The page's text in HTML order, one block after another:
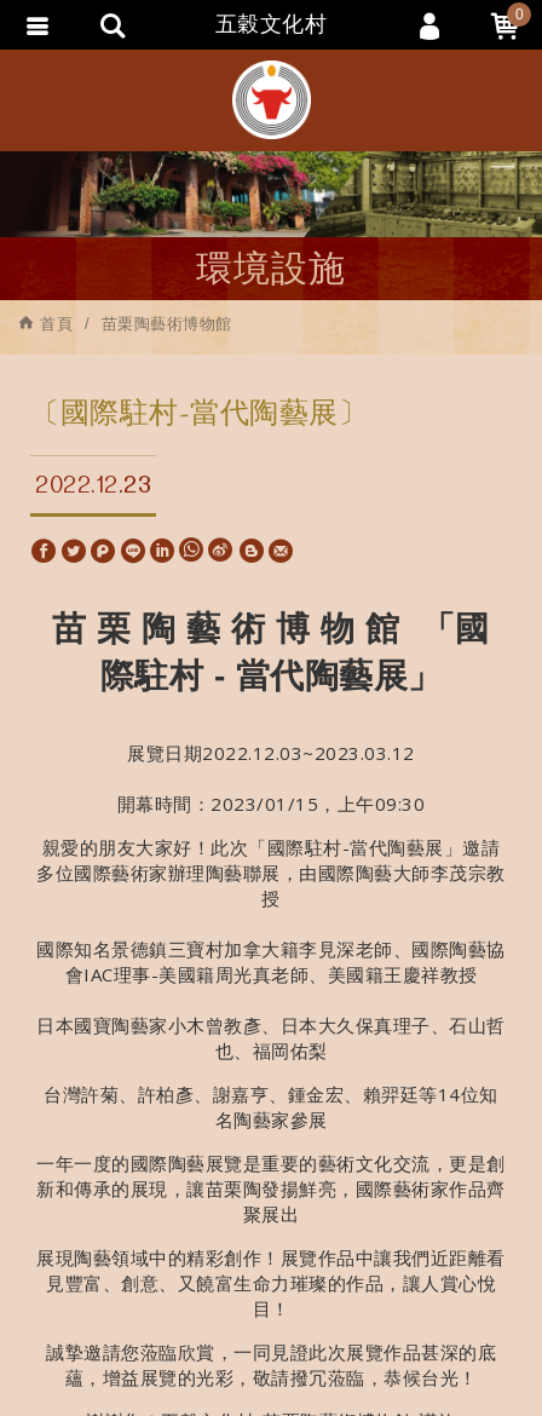
環境設施
首頁 苗栗陶藝術博物館
〔國際駐村-當代陶藝展〕
23
2022.12
a
s
A
p
n
a
b
o
苗 栗 陶 藝 術 博 物 館 「國
際駐村 - 當代陶藝展」
展覽日期2022.12.03~2023.03.12
開幕時間：2023/01/15，上午09:30
親愛的朋友大家好！此次「國際駐村-當代陶藝展」邀請
多位國際藝術家辦理陶藝聯展，由國際陶藝大師李茂宗教
授
國際知名景德鎮三寶村加拿大籍李見深老師、國際陶藝協
會IAC理事-美國籍周光真老師、美國籍王慶祥教授
日本國寶陶藝家小木曾教彥、日本大久保真理子、石山哲
也、福岡佑梨
台灣許菊、許柏彥、謝嘉亨、鍾金宏、賴羿廷等14位知
名陶藝家參展
一年一度的國際陶藝展覽是重要的藝術文化交流，更是創
新和傳承的展現，讓苗栗陶發揚鮮亮，國際藝術家作品齊
聚展出
展現陶藝領域中的精彩創作！展覽作品中讓我們近距離看
見豐富、創意、又饒富生命力璀璨的作品，讓人賞心悅
目！
誠摯邀請您蒞臨欣賞，一同見證此次展覽作品甚深的底
蘊，增益展覽的光彩，敬請撥冗蒞臨，恭候台光！
五穀文化村 0
會員登入
會員註冊
忘記密碼
訂單查詢
追蹤清單
匯款通知